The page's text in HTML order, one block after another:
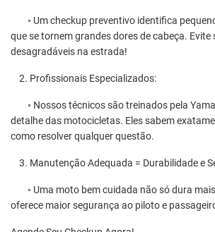
◦ Um checkup preventivo identifica
que se tornem grandes dores de cabeça. Evite
desagradáveis na estrada!
2. Profissionais Especializados:
◦ Nossos técnicos são treinados pela
detalhe das motocicletas. Eles sabem
como resolver qualquer questão.
3. Manutenção Adequada = Durabilidade e
◦ Uma moto bem cuidada não só dura
oferece maior segurança ao piloto e